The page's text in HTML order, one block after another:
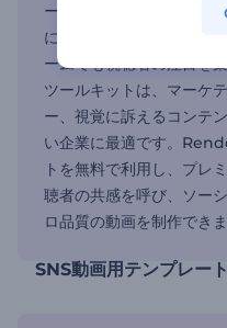
ーションのロゴを追加し
に仕上げます。動画が完
ームでも視聴者の注目を
ツールキットは、マーケ
ー、視覚に訴えるコンテ
い企業に最適です。
トを無料で利用し、プレ
聴者の共感を呼び、ソー
ロ品質の動画を制作できま
SNS動画用テンプレー